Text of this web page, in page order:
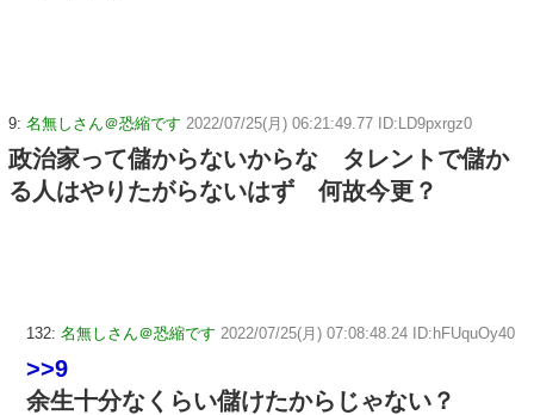
9: 名無しさん＠恐縮です 2022/07/25(月) 06:21:49.77 ID:LD9pxrgz0
政治家って儲からないからな タレントで儲か
る人はやりたがらないはず 何故今更？
132: 名無しさん＠恐縮です 2022/07/25(月) 07:08:48.24 ID:hFUquOy40
>>9
余生十分なくらい儲けたからじゃない？